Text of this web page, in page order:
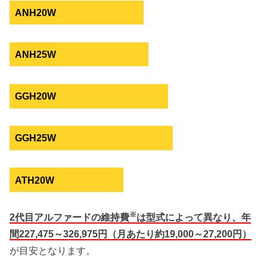
ANH20W
ANH25W
GGH20W
GGH25W
ATH20W
2代目アルファードの維持費※は型式によって異なり、年
間227,475～326,975円（月あたり約19,000～27,200円）
が目安となります。